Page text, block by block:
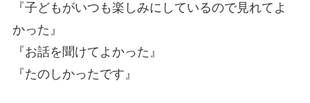
『子どもがいつも楽しみにしているので見れてよ
かった』
『お話を聞けてよかった』
『たのしかったです』